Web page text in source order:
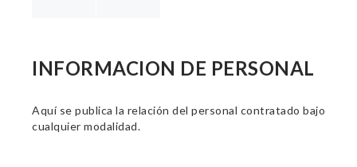
INFORMACION DE PERSONAL
Aquí se publica la relación del personal contratado bajo
cualquier modalidad.